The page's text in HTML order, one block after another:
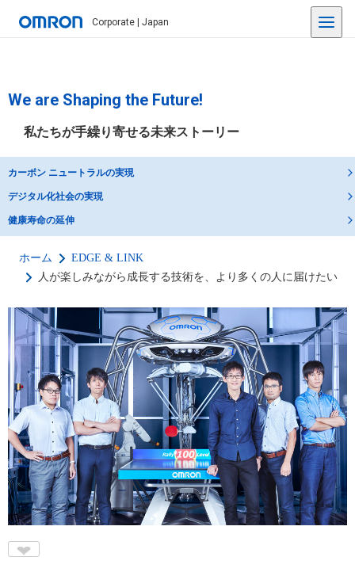
Corporate | Japan
We are Shaping the Future!
私たちが手繰り寄せる未来ストーリー
カーボン ニュートラルの実現
デジタル化社会の実現
健康寿命の延伸
ホーム
EDGE & LINK
人が楽しみながら成長する技術を、より多くの人に届けたい
♥